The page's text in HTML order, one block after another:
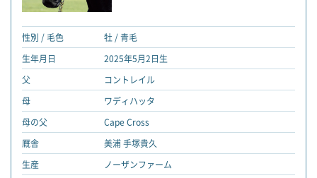
性別 / 毛色
牡 / 青毛
生年月日
2025年5月2日生
父
コントレイル
母
ワディハッタ
母の父
Cape Cross
厩舎
美浦 手塚貴久
生産
ノーザンファーム